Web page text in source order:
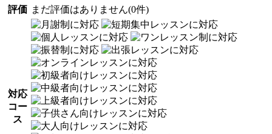
評価 まだ評価はありません(0件)
対応
コー
ス